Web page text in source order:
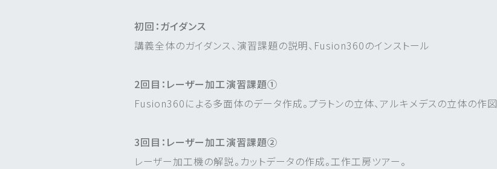
初回：ガイダンス
講義全体のガイダンス、演習課題の説明、Fusion360のインストール
2回目：レーザー加工演習課題①
Fusion360による多面体のデータ作成。プラトンの立体、アルキメデスの立体の作図
3回目：レーザー加工演習課題②
レーザー加工機の解説。カットデータの作成。工作工房ツアー。